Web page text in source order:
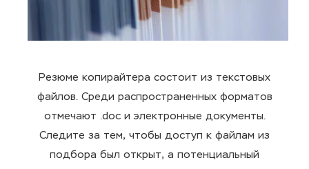
Резюме копирайтера состоит из текстовых
файлов. Среди распространенных форматов
отмечают .doc и электронные документы.
Следите за тем, чтобы доступ к файлам из
подбора был открыт, а потенциальный